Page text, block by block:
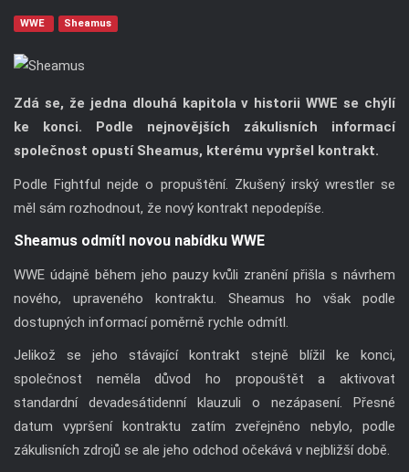
WWE Sheamus
Zdá se, že jedna dlouhá kapitola v historii WWE se chýlí
ke konci. Podle nejnovějších zákulisních informací
společnost opustí Sheamus, kterému vypršel kontrakt.
Podle Fightful nejde o propuštění. Zkušený irský wrestler se
měl sám rozhodnout, že nový kontrakt nepodepíše.
Sheamus odmítl novou nabídku WWE
WWE údajně během jeho pauzy kvůli zranění přišla s návrhem
nového, upraveného kontraktu. Sheamus ho však podle
dostupných informací poměrně rychle odmítl.
Jelikož se jeho stávající kontrakt stejně blížil ke konci,
společnost neměla důvod ho propouštět a aktivovat
standardní devadesátidenní klauzuli o nezápasení. Přesné
datum vypršení kontraktu zatím zveřejněno nebylo, podle
zákulisních zdrojů se ale jeho odchod očekává v nejbližší době.